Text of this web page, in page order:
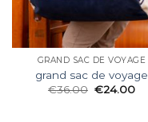
GRAND SAC DE VOYAGE
grand sac de voyage
€36.00 €24.00